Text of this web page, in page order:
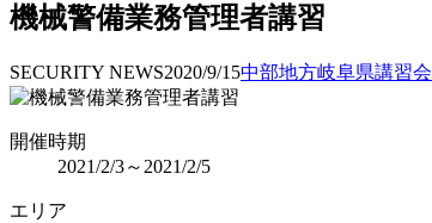
機械警備業務管理者講習
SECURITY NEWS2020/9/15中部地方岐阜県講習会
開催時期
2021/2/3～2021/2/5
エリア